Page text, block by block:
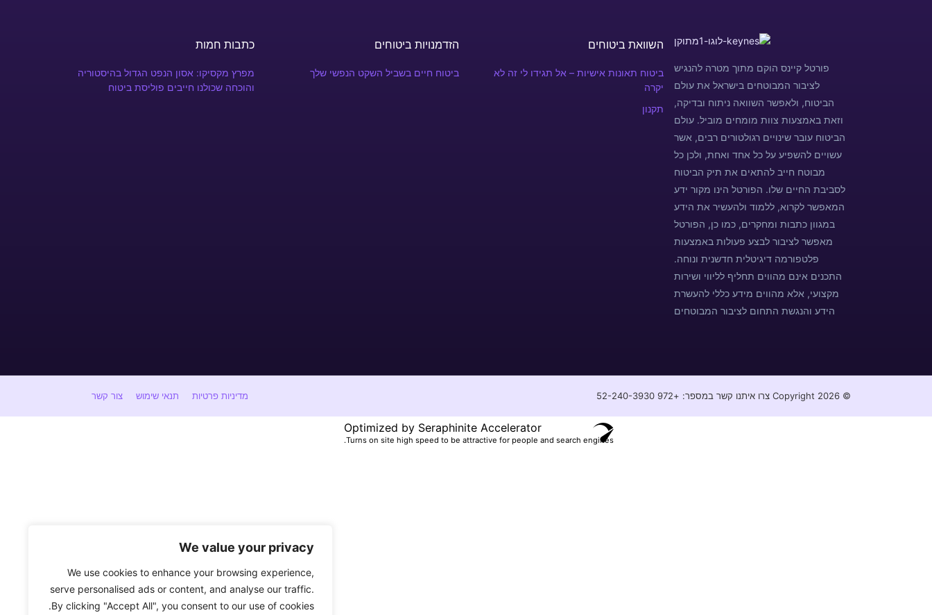
We value your privacy
We use cookies to enhance your browsing experience,
serve personalised ads or content, and analyse our traffic.
By clicking "Accept All", you consent to our use of cookies.
פורטל קיינס הוקם מתוך מטרה להנגיש
לציבור המבוטחים בישראל את עולם
הביטוח, ולאפשר השוואה ניתוח ובדיקה,
וזאת באמצעות צוות מומחים מוביל. עולם
הביטוח עובר שינויים רגולטורים רבים, אשר
עשויים להשפיע על כל אחד ואחת, ולכן כל
מבוטח חייב להתאים את תיק הביטוח
לסביבת החיים שלו. הפורטל הינו מקור ידע
המאפשר לקרוא, ללמוד ולהעשיר את הידע
במגוון כתבות ומחקרים, כמו כן, הפורטל
מאפשר לציבור לבצע פעולות באמצעות
פלטפורמה דיגיטלית חדשנית ונוחה.
התכנים אינם מהווים תחליף לליווי ושירות
מקצועי, אלא מהווים מידע כללי להעשרת
הידע והנגשת התחום לציבור המבוטחים
השוואת ביטוחים
ביטוח תאונות אישיות – אל תגידו לי זה לא
יקרה
תקנון
הזדמנויות ביטוחים
ביטוח חיים בשביל השקט הנפשי שלך
כתבות חמות
מפרץ מקסיקו: אסון הנפט הגדול בהיסטוריה
והוכחה שכולנו חייבים פוליסת ביטוח
© Copyright 2026 צרו איתנו קשר במספר: +972 52-240-3930⁩ מדיניות פרטיות תנאי שימוש צור קשר
Optimized by Seraphinite Accelerator
Turns on site high speed to be attractive for people and search engines.